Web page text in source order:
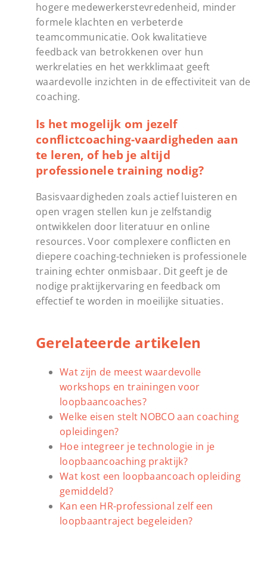
hogere medewerkerstevredenheid, minder
formele klachten en verbeterde
teamcommunicatie. Ook kwalitatieve
feedback van betrokkenen over hun
werkrelaties en het werkklimaat geeft
waardevolle inzichten in de effectiviteit van de
coaching.
Is het mogelijk om jezelf
conflictcoaching-vaardigheden aan
te leren, of heb je altijd
professionele training nodig?
Basisvaardigheden zoals actief luisteren en
open vragen stellen kun je zelfstandig
ontwikkelen door literatuur en online
resources. Voor complexere conflicten en
diepere coaching-technieken is professionele
training echter onmisbaar. Dit geeft je de
nodige praktijkervaring en feedback om
effectief te worden in moeilijke situaties.
Gerelateerde artikelen
Wat zijn de meest waardevolle
workshops en trainingen voor
loopbaancoaches?
Welke eisen stelt NOBCO aan coaching
opleidingen?
Hoe integreer je technologie in je
loopbaancoaching praktijk?
Wat kost een loopbaancoach opleiding
gemiddeld?
Kan een HR-professional zelf een
loopbaantraject begeleiden?